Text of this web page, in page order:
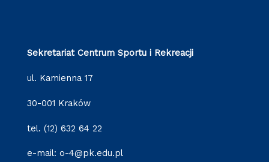
Sekretariat Centrum Sportu i Rekreacji
ul. Kamienna 17
30-001 Kraków
tel. (12) 632 64 22
e-mail: o-4@pk.edu.pl